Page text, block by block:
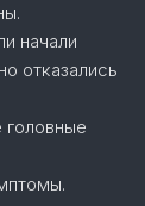
начали
отказались
головные